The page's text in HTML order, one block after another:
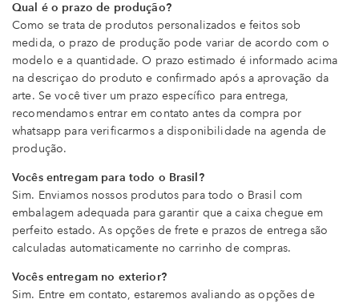
Qual é o prazo de produção?
Como se trata de produtos personalizados e feitos sob
medida, o prazo de produção pode variar de acordo com o
modelo e a quantidade. O prazo estimado é informado acima
na descriçao do produto e confirmado após a aprovação da
arte. Se você tiver um prazo específico para entrega,
recomendamos entrar em contato antes da compra por
whatsapp para verificarmos a disponibilidade na agenda de
produção.
Vocês entregam para todo o Brasil?
Sim. Enviamos nossos produtos para todo o Brasil com
embalagem adequada para garantir que a caixa chegue em
perfeito estado. As opções de frete e prazos de entrega são
calculadas automaticamente no carrinho de compras.
Vocês entregam no exterior?
Sim. Entre em contato, estaremos avaliando as opções de